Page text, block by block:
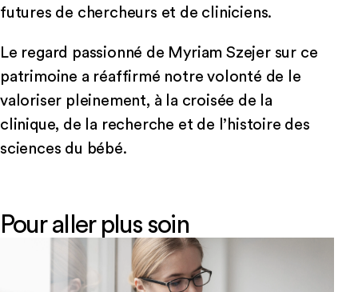
futures de chercheurs et de cliniciens.
Le regard passionné de Myriam Szejer sur ce
patrimoine a réaffirmé notre volonté de le
valoriser pleinement, à la croisée de la
clinique, de la recherche et de l’histoire des
sciences du bébé.
Pour aller plus soin